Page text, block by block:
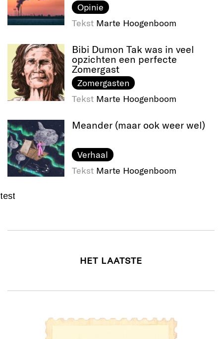
Opinie
Tekst Marte Hoogenboom
Bibi Dumon Tak was in veel
opzichten een perfecte
Zomergast
Zomergasten
Tekst Marte Hoogenboom
Meander (maar ook weer wel)
Verhaal
Tekst Marte Hoogenboom
test
HET LAATSTE